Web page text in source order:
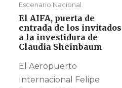
Escenario Nacional
El AIFA, puerta de
entrada de los invitados
a la investidura de
Claudia Sheinbaum
El Aeropuerto
Internacional Felipe